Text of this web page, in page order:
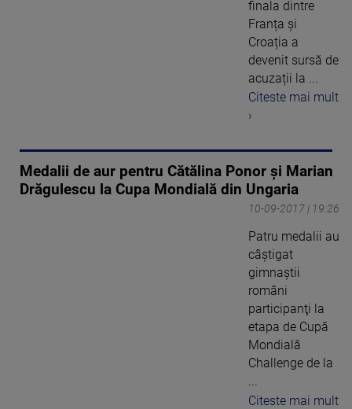
finala dintre
Franța și
Croația a
devenit sursă de
acuzații la ...
Citeste mai mult
›
Medalii de aur pentru Cătălina Ponor și Marian
Drăgulescu la Cupa Mondială din Ungaria
10-09-2017 | 19:26
Patru medalii au
câştigat
gimnaştii
români
participanţi la
etapa de Cupă
Mondială
Challenge de la
...
Citeste mai mult